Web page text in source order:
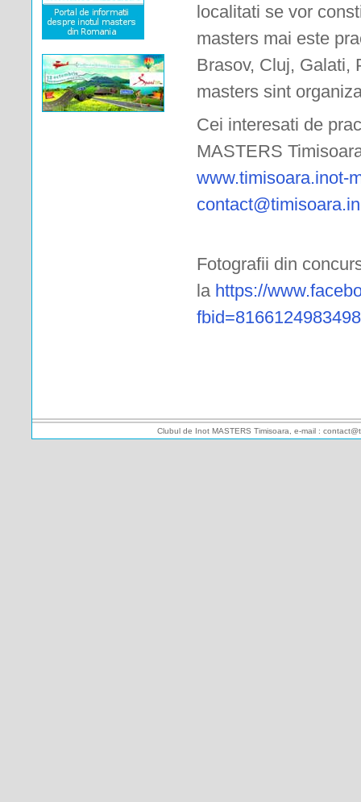
localitati se vor
masters mai este
Brasov, Cluj, Galati,
masters sint
Cei interesati de
MASTERS
www.timisoara.inot-
Fotografii din
la https://
Clubul de Inot MASTERS Timisoara, e-mail :